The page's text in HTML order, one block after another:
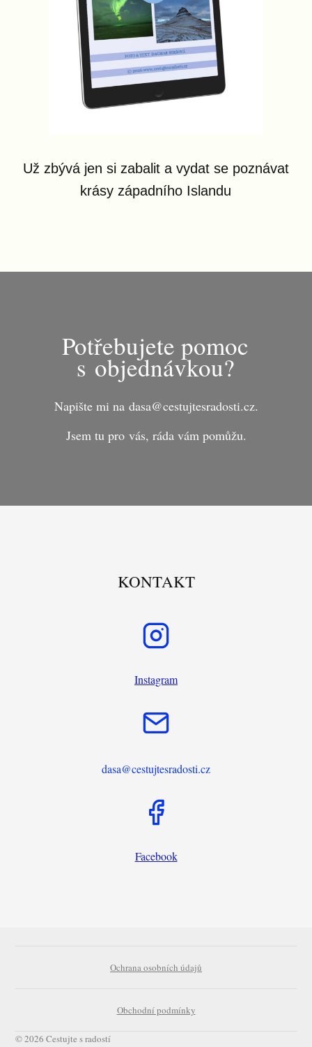
Už zbývá jen si zabalit a vydat se poznávat
krásy západního Islandu
Potřebujete pomoc
s objednávkou?
Napište mi na dasa@cestujtesradosti.cz.
Jsem tu pro vás, ráda vám pomůžu.
KONTAKT
Instagram
dasa@cestujtesradosti.cz
Facebook
Ochrana osobních údajů
Obchodní podmínky
© 2026 Cestujte s radostí